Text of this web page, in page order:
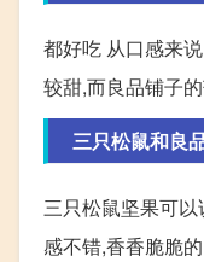
都好吃 从口感来
较甜,而良品铺子
三只松鼠和良
三只松鼠坚果可
感不错,香香脆脆的